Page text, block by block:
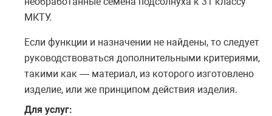
МКТУ.
Если функции и назначении не найдены, то следует
руководствоваться дополнительными критериями,
такими как — материал, из которого изготовлено
изделие, или же принципом действия изделия.
Для услуг: